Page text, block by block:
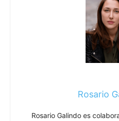
Rosario
Rosario Galindo es